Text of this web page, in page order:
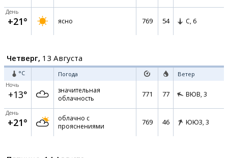
День
+21° ясно 769 54 С, 6
Четверг, 13 Августа
°C Погода Ветер
Ночь
+13°
значительная
облачность
771 77 ВЮВ, 3
День
+21°
облачно с
прояснениями
769 46 ЮЮЗ, 3